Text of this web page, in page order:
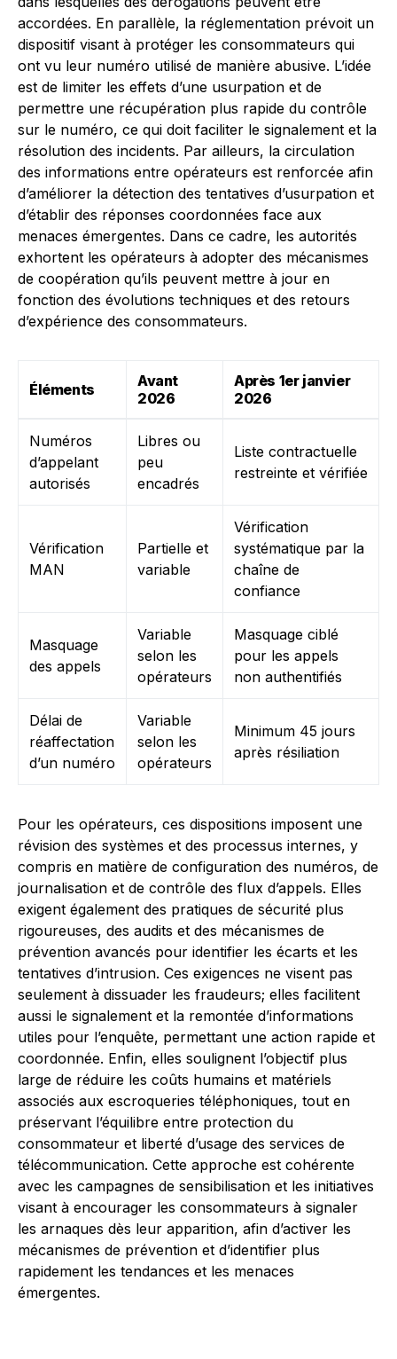
accordées. En parallèle, la réglementation prévoit un
dispositif visant à protéger les consommateurs qui
ont vu leur numéro utilisé de manière abusive. L’idée
est de limiter les effets d’une usurpation et de
permettre une récupération plus rapide du contrôle
sur le numéro, ce qui doit faciliter le signalement et la
résolution des incidents. Par ailleurs, la circulation
des informations entre opérateurs est renforcée afin
d’améliorer la détection des tentatives d’usurpation et
d’établir des réponses coordonnées face aux
menaces émergentes. Dans ce cadre, les autorités
exhortent les opérateurs à adopter des mécanismes
de coopération qu’ils peuvent mettre à jour en
fonction des évolutions techniques et des retours
d’expérience des consommateurs.
Éléments
Avant
2026
Après 1er janvier
2026
Numéros
d’appelant
autorisés
Libres ou
peu
encadrés
Liste contractuelle
restreinte et vérifiée
Vérification
MAN
Partielle et
variable
Vérification
systématique par la
chaîne de
confiance
Masquage
des appels
Variable
selon les
opérateurs
Masquage ciblé
pour les appels
non authentifiés
Délai de
réaffectation
d’un numéro
Variable
selon les
opérateurs
Minimum 45 jours
après résiliation
Pour les opérateurs, ces dispositions imposent une
révision des systèmes et des processus internes, y
compris en matière de configuration des numéros, de
journalisation et de contrôle des flux d’appels. Elles
exigent également des pratiques de sécurité plus
rigoureuses, des audits et des mécanismes de
prévention avancés pour identifier les écarts et les
tentatives d’intrusion. Ces exigences ne visent pas
seulement à dissuader les fraudeurs; elles facilitent
aussi le signalement et la remontée d’informations
utiles pour l’enquête, permettant une action rapide et
coordonnée. Enfin, elles soulignent l’objectif plus
large de réduire les coûts humains et matériels
associés aux escroqueries téléphoniques, tout en
préservant l’équilibre entre protection du
consommateur et liberté d’usage des services de
télécommunication. Cette approche est cohérente
avec les campagnes de sensibilisation et les initiatives
visant à encourager les consommateurs à signaler
les arnaques dès leur apparition, afin d’activer les
mécanismes de prévention et d’identifier plus
rapidement les tendances et les menaces
émergentes.